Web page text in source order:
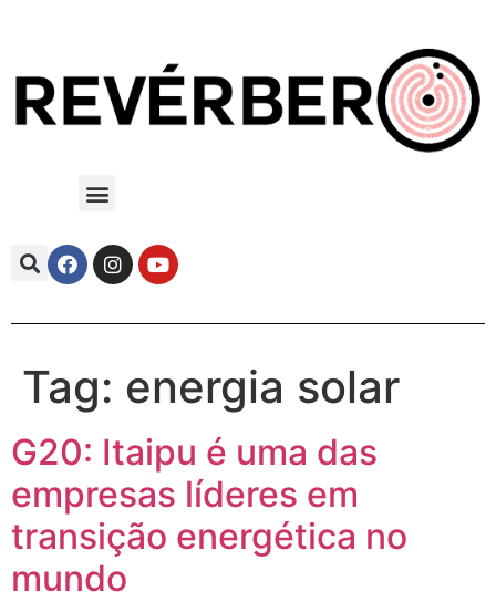
Tag: energia solar
G20: Itaipu é uma das
empresas líderes em
transição energética no
mundo